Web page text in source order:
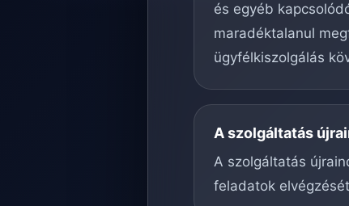
és egyéb
maradéktalanul
ügyfélkiszolgálás
A szolgáltatás
A szolgáltatás
feladatok